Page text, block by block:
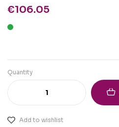
€106.05
Quantity
Add to wishlist